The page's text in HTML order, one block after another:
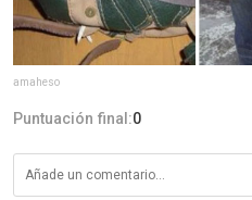
amaheso
Puntuación final:0